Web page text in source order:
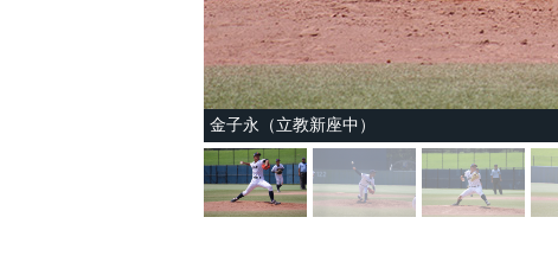
金子永（立教新座中）